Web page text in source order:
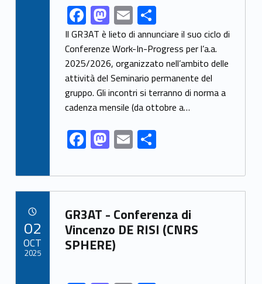
Link identifier share facebook archive #share-link-archive-70634F
ac
e
b
o
o
k
M
as
to
d
o
n
E
m
ai
l
S
h
ar
e
Il GR3AT è lieto di annunciare il suo ciclo di
Conferenze Work-In-Progress per l’a.a.
2025/2026, organizzato nell’ambito delle
attività del Seminario permanente del
gruppo. Gli incontri si terranno di norma a
cadenza mensile (da ottobre a…
F
ac
e
b
o
o
k
M
as
to
d
o
n
E
m
ai
l
S
h
ar
e
Link identifier archive #link-archive-53857
GR3AT - Conferenza di
Vincenzo DE RISI (CNRS
SPHERE)
02
OCT
2025